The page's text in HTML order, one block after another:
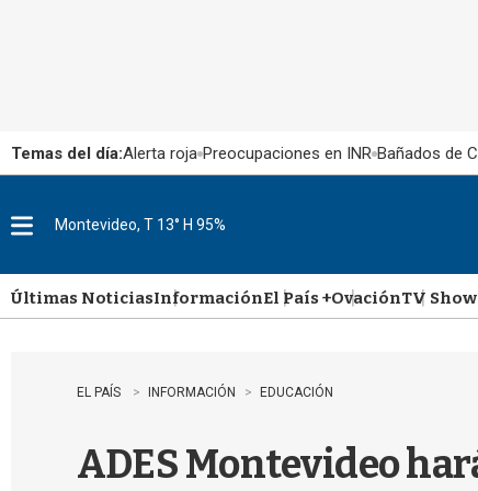
Temas del día:Alerta roja Preocupaciones en INR Bañados de
u
Montevideo, T 13° H 95%
Últimas NoticiasInformaciónEl País +OvaciónTV Show
EL PAÍS INFORMACIÓN EDUCACIÓN
ADES Montevideo